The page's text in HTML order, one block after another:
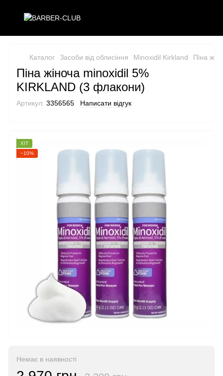
Каталог Засоби від облисіння Minoxidil Kirkland Піна
Піна жіноча minoxidil 5%
KIRKLAND (3 флакони)
Артикул: 3356565 Написати відгук
ХІТ
−10%
Немає в наявності